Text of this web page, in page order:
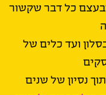
כל דבר שקשור
ועד כלים של
נסיון של שנים